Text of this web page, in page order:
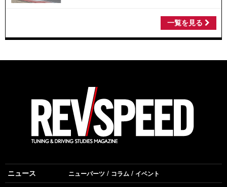
一覧を見る
ニュース ニューパーツ コラム イベント